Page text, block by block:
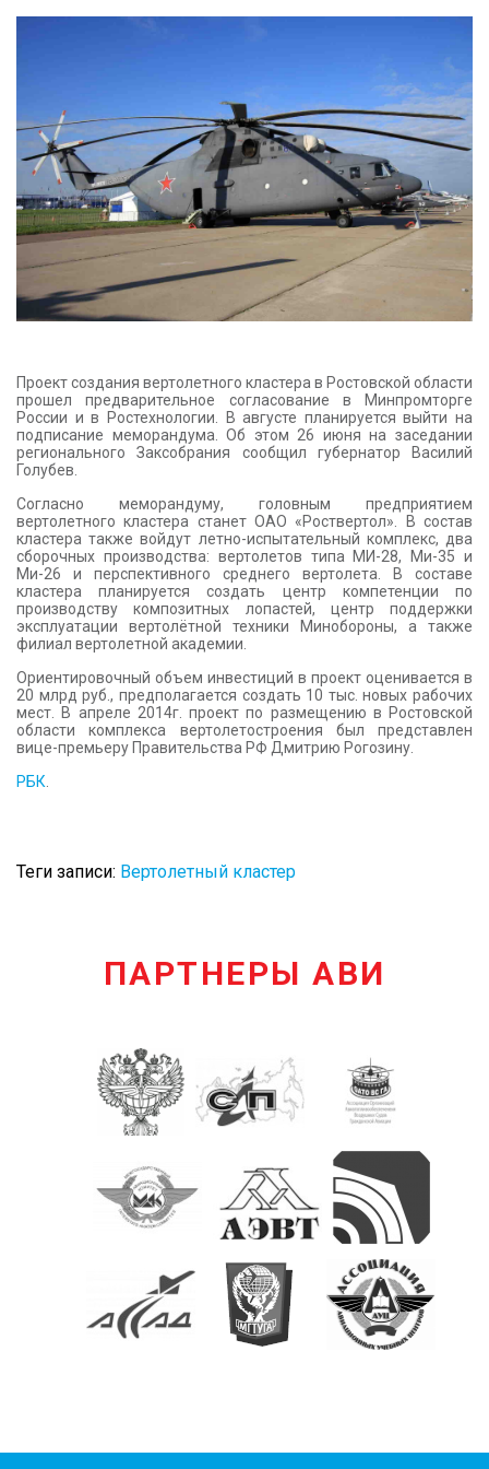
КОНТАКТЫ
Проект создания вертолетного кластера в Ростовской области
прошел предварительное согласование в Минпромторге
России и в Ростехнологии. В августе планируется выйти на
подписание меморандума. Об этом 26 июня на заседании
регионального Заксобрания сообщил губернатор Василий
Голубев.
Согласно меморандуму, головным предприятием
вертолетного кластера станет ОАО «Роствертол». В состав
кластера также войдут летно-испытательный комплекс, два
сборочных производства: вертолетов типа МИ-28, Ми-35 и
Ми-26 и перспективного среднего вертолета. В составе
кластера планируется создать центр компетенции по
производству композитных лопастей, центр поддержки
эксплуатации вертолётной техники Минобороны, а также
филиал вертолетной академии.
Ориентировочный объем инвестиций в проект оценивается в
20 млрд руб., предполагается создать 10 тыс. новых рабочих
мест. В апреле 2014г. проект по размещению в Ростовской
области комплекса вертолетостроения был представлен
вице-премьеру Правительства РФ Дмитрию Рогозину.
РБК
Теги записи: Вертолетный кластер
ПАРТНЕРЫ АВИ